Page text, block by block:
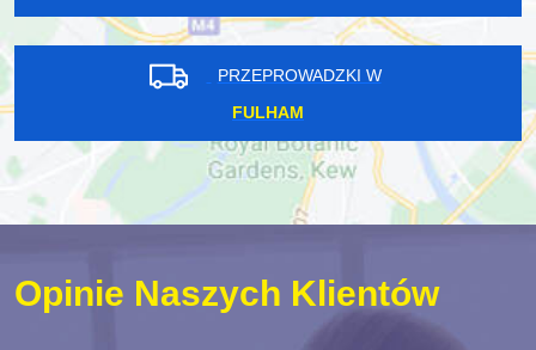
PRZEPROWADZKI W
FULHAM
Opinie Naszych Klientów